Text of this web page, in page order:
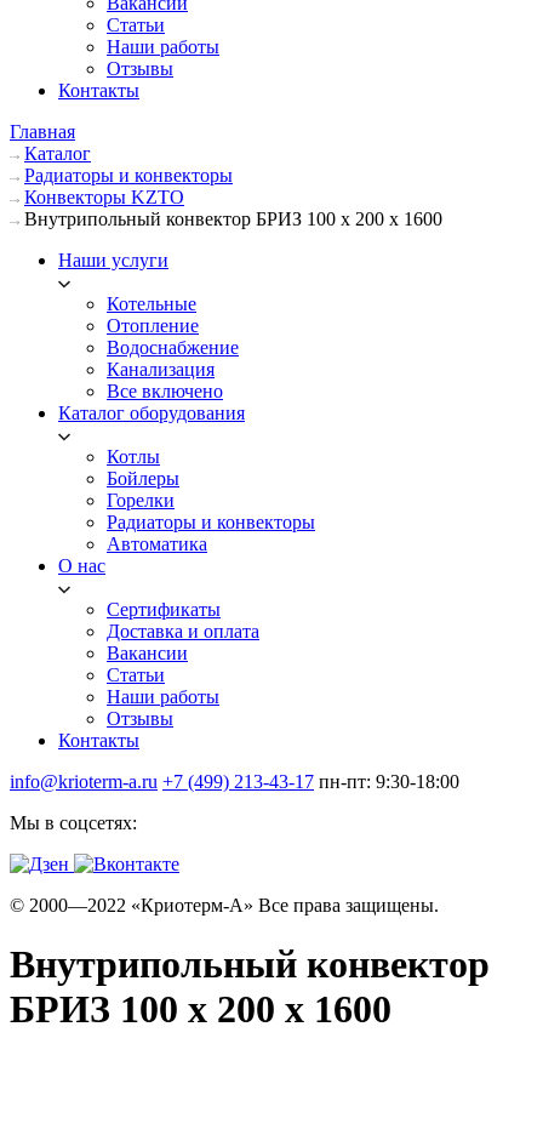
Статьи
Наши работы
Отзывы
Контакты
Главная
Каталог
Радиаторы и конвекторы
Конвекторы KZTO
Внутрипольный конвектор БРИЗ 100 х 200 х 1600
Наши услуги
Котельные
Отопление
Водоснабжение
Канализация
Все включено
Каталог оборудования
Котлы
Бойлеры
Горелки
Радиаторы и конвекторы
Автоматика
О нас
Сертификаты
Доставка и оплата
Вакансии
Статьи
Наши работы
Отзывы
Контакты
info@krioterm-a.ru +7 (499) 213-43-17 пн-пт: 9:30-18:00
Мы в соцсетях:
© 2000—2022 «Криотерм-А» Все права защищены.
Внутрипольный конвектор
БРИЗ 100 х 200 х 1600